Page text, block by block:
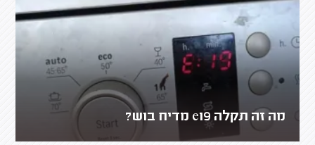
מה זה תקלה e19 מדיח בוש?